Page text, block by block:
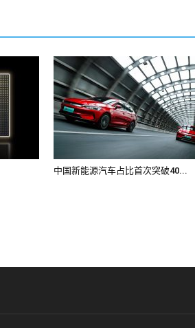
中国新能源汽车占比首次突破40...